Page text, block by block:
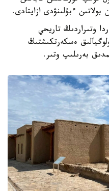
ءبۇلىنۋدى ازايتادى.
وتىراردىڭ تاريحي
ەسكەرتكىشتىڭ
بەرىلىپ وتىر.